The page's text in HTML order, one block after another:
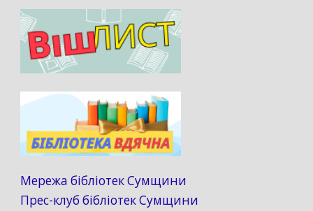
Мережа бібліотек Сумщини
Прес-клуб бібліотек Сумщини